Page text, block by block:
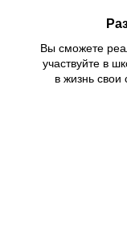
Вы сможете
участвуйте в школе
в жизнь